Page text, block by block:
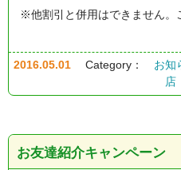
※他割引と併用はできません。
2016.05.01 Category： お知
店
お友達紹介キャンペーン